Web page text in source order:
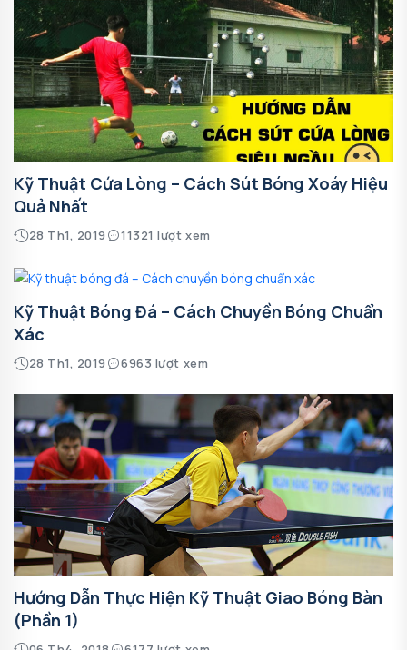
Kỹ Thuật Cứa Lòng – Cách Sút Bóng Xoáy Hiệu
Quả Nhất
28 Th1, 2019 11321 lượt xem
Kỹ Thuật Bóng Đá – Cách Chuyền Bóng Chuẩn
Xác
28 Th1, 2019 6963 lượt xem
Hướng Dẫn Thực Hiện Kỹ Thuật Giao Bóng Bàn
(phần 1)